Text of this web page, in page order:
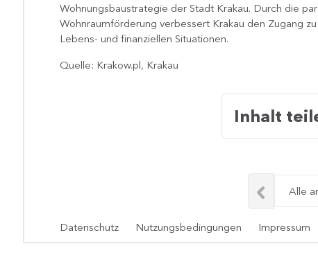
Wohnungsbaustrategie der Stadt Krakau. Durch die
Wohnraumförderung verbessert Krakau den Zugang
Lebens- und finanziellen Situationen.
Quelle: Krakow.pl, Krakau
Inhalt
Alle
Datenschutz Nutzungsbedingungen Impressum